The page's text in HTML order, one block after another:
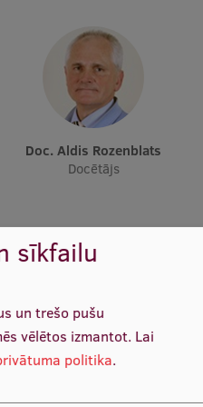
kursiDoc. Aldis Rozenblats
Docētājs
sīkfailu
un trešo pušu
vēlētos izmantot. Lai
politika.